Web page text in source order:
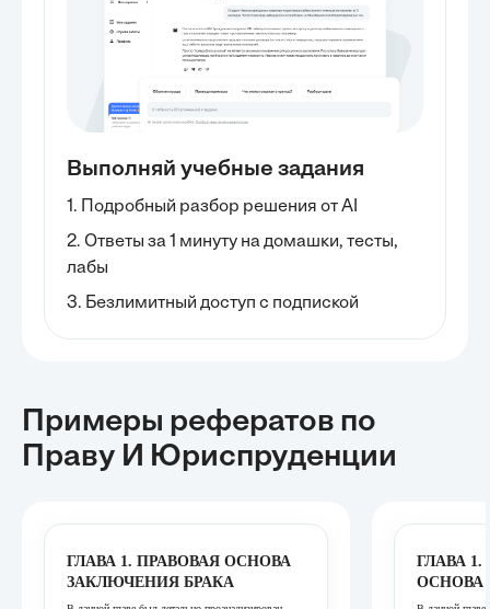
Выполняй учебные задания
1. Подробный разбор решения от AI
2. Ответы за 1 минуту на домашки, тесты,
лабы
3. Безлимитный доступ с подпиской
Примеры рефератов по
Праву И Юриспруденции
ГЛАВА 1. ПРАВОВАЯ ОСНОВА
ЗАКЛЮЧЕНИЯ БРАКА
ГЛАВА
ОСНОВА